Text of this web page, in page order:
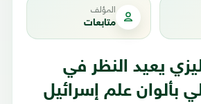
المؤلف
متابعات
يعيد النظر في
بألوان علم إسرائيل